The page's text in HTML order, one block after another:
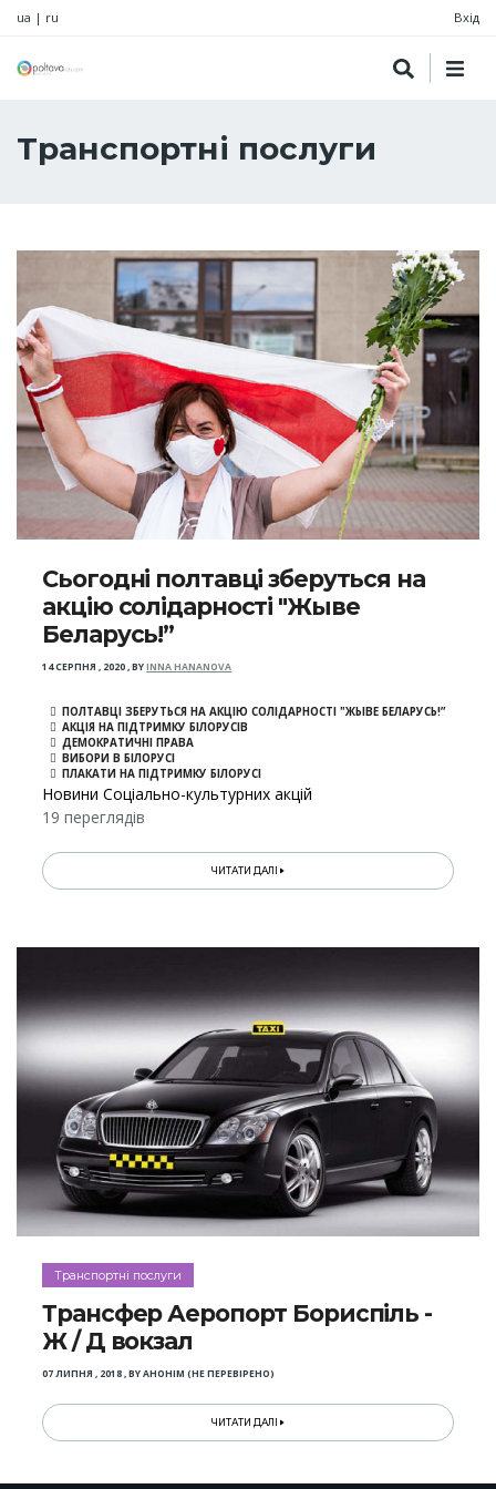
ua | ru Вхід
Транспортні послуги
Сьогодні полтавці зберуться на
акцію солідарності "Жыве
Беларусь!”
14 СЕРПНЯ , 2020,BYINNA HANANOVA
ПОЛТАВЦІ ЗБЕРУТЬСЯ НА АКЦІЮ СОЛІДАРНОСТІ "ЖЫВЕ БЕЛАРУСЬ!”
АКЦІЯ НА ПІДТРИМКУ БІЛОРУСІВ
ДЕМОКРАТИЧНІ ПРАВА
ВИБОРИ В БІЛОРУСІ
ПЛАКАТИ НА ПІДТРИМКУ БІЛОРУСІ
Новини Соціально-культурних акцій
19 переглядів
ЧИТАТИ ДАЛІ
Транспортні послуги
Трансфер Аеропорт Бориспіль -
Ж / Д вокзал
07 ЛИПНЯ , 2018,BYАНОНІМ (НЕ ПЕРЕВІРЕНО)
ЧИТАТИ ДАЛІ